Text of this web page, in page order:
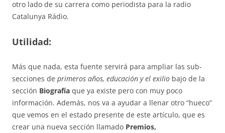
otro lado de su carrera como periodista para la radio
Catalunya Rádio.
Utilidad:
Más que nada, esta fuente servirá para ampliar las sub-
secciones de primeros años, educación y el exilio bajo de la
sección Biografía que ya existe pero con muy poco
información. Además, nos va a ayudar a llenar otro “hueco”
que vemos en el estado presente de este artículo, que es
crear una nueva sección llamado Premios,